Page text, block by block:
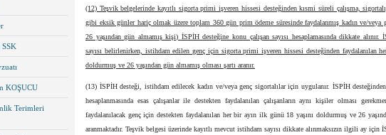
KOŞUCU
Terimleri
(12) Teşvik belgelerinde kayıtlı sigorta primi işveren hissesi desteğinden kısmi süreli çalışma,
gibi eksik günler hariç olmak üzere toplam 360 gün prim ödeme süresinde faydalanmış kadın ve/veya
26 yaşından gün almamış kişi) İSPİH desteğine konu çalışan sayısı hesaplamasında dikkate alınır.
sayısı belirlenirken, istihdam edilen genç için sigorta primi işveren hissesi desteğinden faydalanılan
doldurmuş ve 26 yaşından gün almamış olması şartı aranır.
(13) İSPİH desteği, istihdam edilecek kadın ve/veya genç sigortalılar için uygulanır. İSPİH desteğinden
hesaplanmasında esas çalışanlar ile destekten faydalanılan çalışanların aynı kişiler olması
faydalanılacak genç için destekten faydalanılan her bir ayın ilk günü 18 yaşını doldurmuş ve 26
aranmaktadır. Teşvik belgesi üzerinde kayıtlı mevcut istihdam sayısı dikkate alınmaksızın ilgili ay için